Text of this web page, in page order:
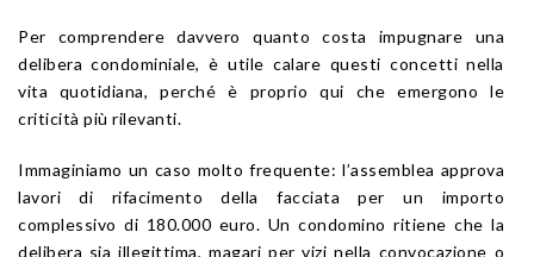
Per comprendere davvero quanto costa impugnare una
delibera condominiale, è utile calare questi concetti nella
vita quotidiana, perché è proprio qui che emergono le
criticità più rilevanti.
Immaginiamo un caso molto frequente: l’assemblea approva
lavori di rifacimento della facciata per un importo
complessivo di 180.000 euro. Un condomino ritiene che la
delibera sia illegittima, magari per vizi nella convocazione o